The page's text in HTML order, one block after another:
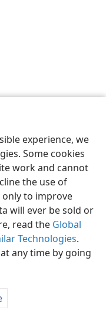
experience, we
Some cookies
work and cannot
the use of
only to improve
will ever be sold or
read the Global
Technologies.
any time by going